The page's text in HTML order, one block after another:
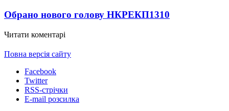
Обрано нового голову НКРЕКП1310
Читати коментарі
Повна версія сайту
Facebook
Twitter
RSS-стрічки
E-mail розсилка